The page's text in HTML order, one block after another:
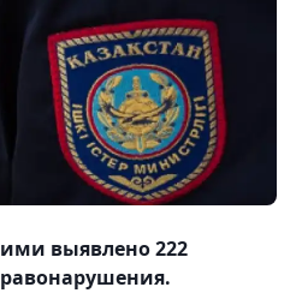
выявлено 222